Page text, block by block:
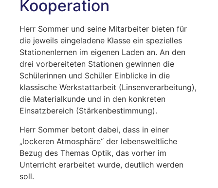
Kooperation
Herr Sommer und seine Mitarbeiter bieten für
die jeweils eingeladene Klasse ein spezielles
Stationenlernen im eigenen Laden an. An den
drei vorbereiteten Stationen gewinnen die
Schülerinnen und Schüler Einblicke in die
klassische Werkstattarbeit (Linsenverarbeitung),
die Materialkunde und in den konkreten
Einsatzbereich (Stärkenbestimmung).
Herr Sommer betont dabei, dass in einer
„lockeren Atmosphäre“ der lebensweltliche
Bezug des Themas Optik, das vorher im
Unterricht erarbeitet wurde, deutlich werden
soll.